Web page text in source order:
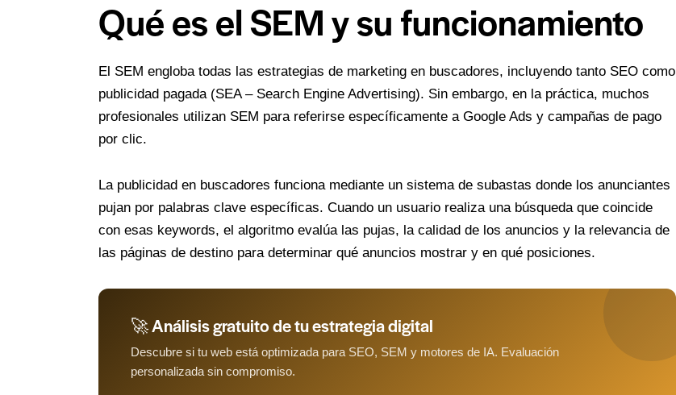
Qué es el SEM y su funcionamiento
El SEM engloba todas las estrategias de marketing en buscadores, incluyendo tanto SEO como
publicidad pagada (SEA – Search Engine Advertising). Sin embargo, en la práctica, muchos
profesionales utilizan SEM para referirse específicamente a Google Ads y campañas de pago
por clic.
La publicidad en buscadores funciona mediante un sistema de subastas donde los anunciantes
pujan por palabras clave específicas. Cuando un usuario realiza una búsqueda que coincide
con esas keywords, el algoritmo evalúa las pujas, la calidad de los anuncios y la relevancia de
las páginas de destino para determinar qué anuncios mostrar y en qué posiciones.
🚀 Análisis gratuito de tu estrategia digital
Descubre si tu web está optimizada para SEO, SEM y motores de IA. Evaluación
personalizada sin compromiso.